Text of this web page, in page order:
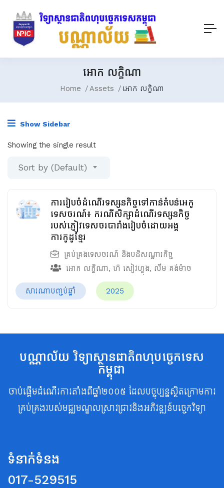
អោក លក្ខិណា
Home Assets អោក លក្ខិណា
Show Sidebar
Showing the single result
Sort by (Default)
ការរៀបចំដំណើរទស្សនកិច្ចទៅកាន់តំបន់អេកូ
ទេសចរណ៍៖ ករណីសិក្សាដំណើរទស្សនកិច្ច
របស់ភ្ញៀវទេសចរបារាំងរៀបចំដោយអង្គ
ការកូដូខ្មែរ
គ្រប់គ្រងទេសចរណ៍ និងបដិសណ្ឋារកិច្ច
អោក លក្ខិណា, ហ៊ សៀវហ្វុង, លឹម គង់ម៉ាច
សារណាបញ្ចប់ឆ្នាំ 2025
បណ្ណាល័យ វិទ្យាស្ថានជាតិពហុបច្ចេកទេស
កម្ពុជា
ចាប់ផ្តើមដំណើរការតាំងពីឆ្នាំ២០០៥ ដែលបច្ចុប្បន្នស្ថិតក្រោមការ
គ្រប់គ្រងរបស់មជ្ឈមណ្ឌលស្រាវជ្រាវនិងអភិវឌ្ឍន៍បច្ចេកវិទ្យា
ទំនាក់ទំនង
017-529515